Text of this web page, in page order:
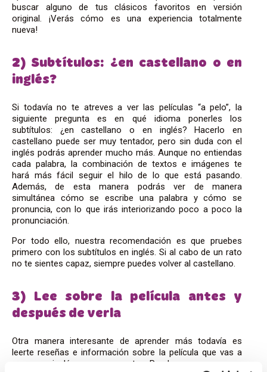
buscar alguno de tus clásicos favoritos en versión
original. ¡Verás cómo es una experiencia totalmente
nueva!
2) Subtítulos: ¿en castellano o en
inglés?
Si todavía no te atreves a ver las películas “a pelo”, la
siguiente pregunta es en qué idioma ponerles los
subtítulos: ¿en castellano o en inglés? Hacerlo en
castellano puede ser muy tentador, pero sin duda con el
inglés podrás aprender mucho más. Aunque no entiendas
cada palabra, la combinación de textos e imágenes te
hará más fácil seguir el hilo de lo que está pasando.
Además, de esta manera podrás ver de manera
simultánea cómo se escribe una palabra y cómo se
pronuncia, con lo que irás interiorizando poco a poco la
pronunciación.
Por todo ello, nuestra recomendación es que pruebes
primero con los subtítulos en inglés. Si al cabo de un rato
no te sientes capaz, siempre puedes volver al castellano.
3) Lee sobre la película antes y
después de verla
Otra manera interesante de aprender más todavía es
leerte reseñas e información sobre la película que vas a
ver… en inglés, por supuesto. Puedes empezar, por